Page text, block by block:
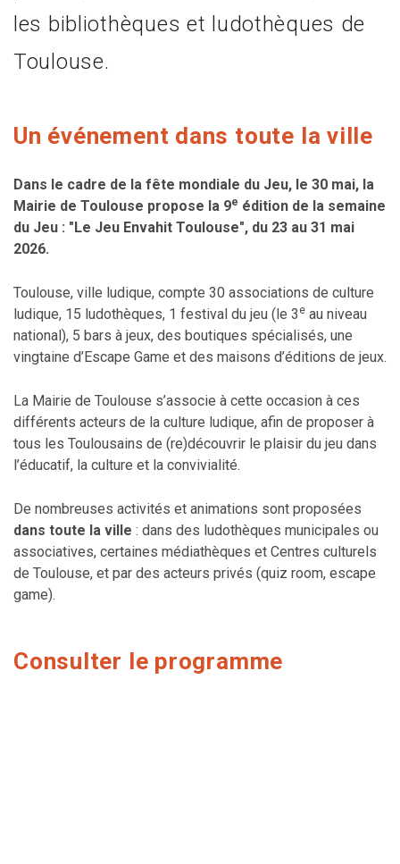
les bibliothèques et ludothèques de
Toulouse.
Un événement dans toute la ville
Dans le cadre de la fête mondiale du Jeu, le 30 mai, la
Mairie de Toulouse propose la 9e édition de la semaine
du Jeu : "Le Jeu Envahit Toulouse", du 23 au 31 mai
2026.
Toulouse, ville ludique, compte 30 associations de culture
ludique, 15 ludothèques, 1 festival du jeu (le 3 e au niveau
national), 5 bars à jeux, des boutiques spécialisés, une
vingtaine d’Escape Game et des maisons d’éditions de jeux.
La Mairie de Toulouse s’associe à cette occasion à ces
différents acteurs de la culture ludique, afin de proposer à
tous les Toulousains de (re)découvrir le plaisir du jeu dans
l’éducatif, la culture et la convivialité.
De nombreuses activités et animations sont proposées
dans toute la ville : dans des ludothèques municipales ou
associatives, certaines médiathèques et Centres culturels
de Toulouse, et par des acteurs privés (quiz room, escape
game).
Consulter le programme